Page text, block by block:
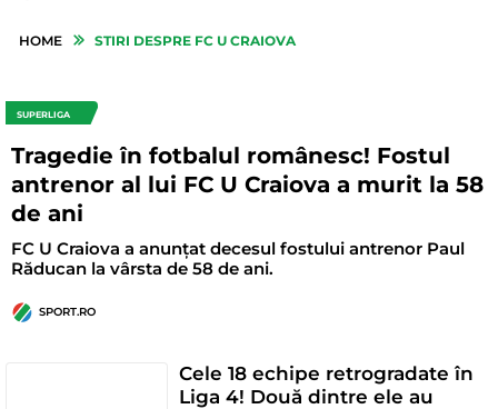
HOME STIRI DESPRE FC U CRAIOVA
SUPERLIGA
Tragedie în fotbalul românesc! Fostul
antrenor al lui FC U Craiova a murit la 58
de ani
FC U Craiova a anunțat decesul fostului antrenor Paul
Răducan la vârsta de 58 de ani.
SPORT.RO
Cele 18 echipe retrogradate în
Liga 4! Două dintre ele au